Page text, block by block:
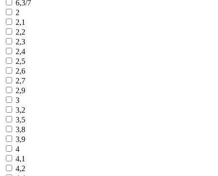
6,3/7
2
2,1
2,2
2,3
2,4
2,5
2,6
2,7
2,9
3
3,2
3,5
3,8
3,9
4
4,1
4,2